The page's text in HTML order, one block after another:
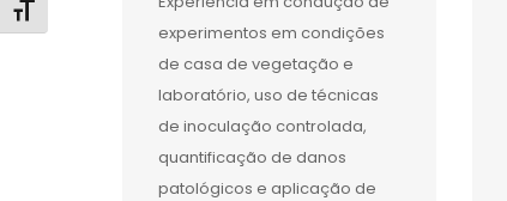
Alternar tamanho da fonte
experimentos em condições
de casa de vegetação e
laboratório, uso de técnicas
de inoculação controlada,
quantificação de danos
patológicos e aplicação de